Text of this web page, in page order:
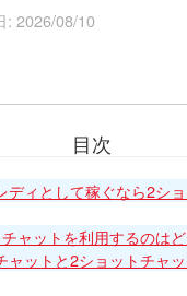
: 2026/08/10
目次
ディとして稼ぐなら2シ
ャットを利用するのは
ャットと2ショットチャ